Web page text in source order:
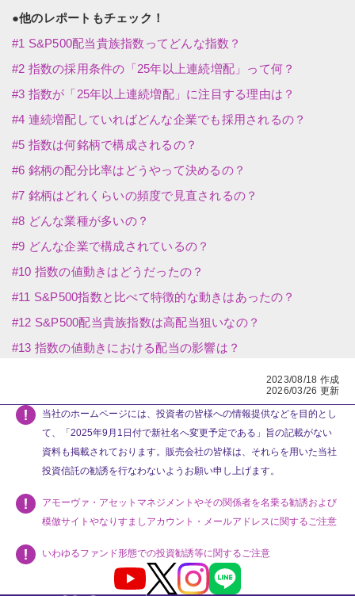
2023/08/18 作成
2026/03/26 更新
当社のホームページには、投資者の皆様への情報提供などを目的とし
て、「2025年9月1日付で新社名へ変更予定である」旨の記載がない
資料も掲載されております。販売会社の皆様は、それらを用いた当社
投資信託の勧誘を行なわないようお願い申し上げます。
アモーヴァ・アセットマネジメントやその関係者を名乗る勧誘および
模倣サイトやなりすましアカウント・メールアドレスに関するご注意
いわゆるファンド形態での投資勧誘等に関するご注意
Youtube X InstagramLINE